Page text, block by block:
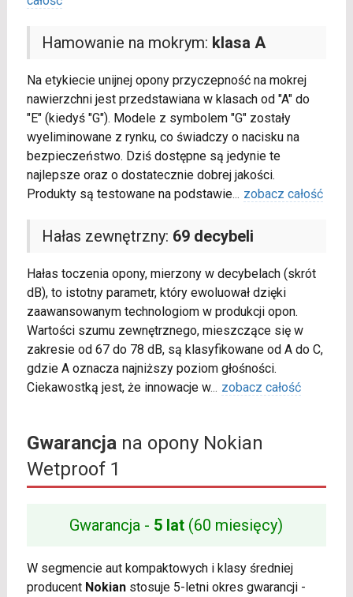
Hamowanie na mokrym: klasa A
Na etykiecie unijnej opony przyczepność na mokrej
nawierzchni jest przedstawiana w klasach od "A" do
"E" (kiedyś "G"). Modele z symbolem "G" zostały
wyeliminowane z rynku, co świadczy o nacisku na
bezpieczeństwo. Dziś dostępne są jedynie te
najlepsze oraz o dostatecznie dobrej jakości.
Produkty są testowane na podstawie... zobacz całość
Hałas zewnętrzny: 69 decybeli
Hałas toczenia opony, mierzony w decybelach (skrót
dB), to istotny parametr, który ewoluował dzięki
zaawansowanym technologiom w produkcji opon.
Wartości szumu zewnętrznego, mieszczące się w
zakresie od 67 do 78 dB, są klasyfikowane od A do C,
gdzie A oznacza najniższy poziom głośności.
Ciekawostką jest, że innowacje w... zobacz całość
Gwarancjana opony Nokian
Wetproof 1
Gwarancja - 5 lat (60 miesięcy)
W segmencie aut kompaktowych i klasy średniej
producent Nokianstosuje 5-letni okres gwarancji -